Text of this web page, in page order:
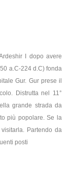
І dopo avere
a.C-224 d.C) fonda
Gur. Gur prese il
Distrutta nel 11°
grande strada da
più popolare. Se la
Partendo da
posti